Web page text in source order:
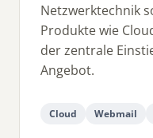
Netzwerktechnik
Produkte wie
der zentrale
Angebot.
Cloud Webmail